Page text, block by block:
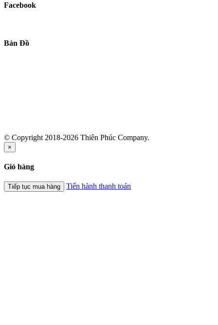
Facebook
Bản Đồ
© Copyright 2018-2026 Thiên Phúc Company.
×
Giỏ hàng
Tiếp tục mua hàng Tiến hành thanh toán